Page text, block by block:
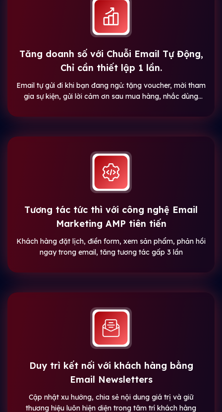
Tăng doanh số với Chuỗi Email Tự Động,
Chỉ cần thiết lập 1 lần.
Email tự gửi đi khi bạn đang ngủ: tặng voucher, mời tham
gia sự kiện, gửi lời cảm ơn sau mua hàng, nhắc dùng
Tương tác tức thì với công nghệ Email
Marketing AMP tiên tiến
Khách hàng đặt lịch, điền form, xem sản phẩm, phản hồi
ngay trong email, tăng tương tác gấp 3 lần
Duy trì kết nối với khách hàng bằng
Email Newsletters
Cập nhật xu hướng, chia sẻ nội dung giá trị và giữ
thương hiệu luôn hiện diện trong tâm trí khách hàng